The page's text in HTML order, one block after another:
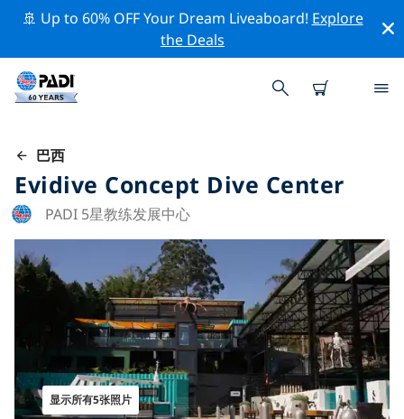
🚢 Up to 60% OFF Your Dream Liveaboard! Explore
the Deals
巴西
Evidive Concept Dive Center
PADI 5星教练发展中心
显示所有5张照片